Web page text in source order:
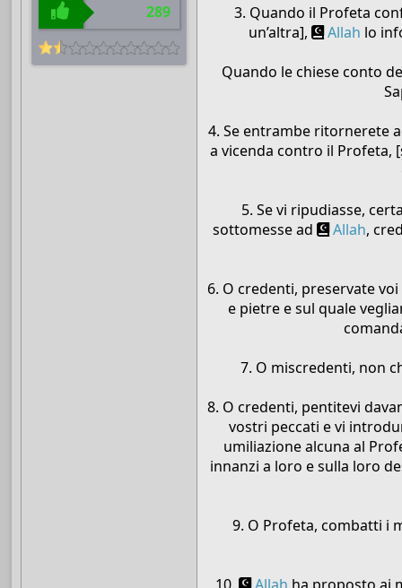
289
3. Quando il Profeta
un’altra],
Allah lo
Quando le chiese conto
4. Se entrambe ritornerete
a vicenda contro il Profeta,
5. Se vi ripudiasse,
sottomesse ad
Allah,
6. O credenti, preservate
e pietre e sul quale
7. O miscredenti, non
8. O credenti, pentitevi
vostri peccati e vi
umiliazione alcuna al
innanzi a loro e sulla loro
9. O Profeta, combatti i